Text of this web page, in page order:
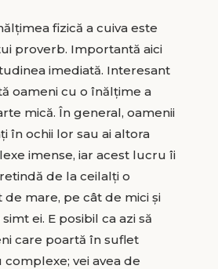
fizică a cuiva este
proverb. Importantă aici
imediată. Interesant
oameni cu o înălțime a
mică. În general, oamenii
în ochii lor sau ai altora
imense, iar acest lucru îi
de la ceilalți o
mare, pe cât de mici și
ei. E posibil ca azi să
care poartă în suflet
vei avea de